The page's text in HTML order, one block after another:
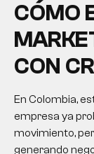
CÓMO
CON
En Colombia,
empresa ya
movimiento,
generando